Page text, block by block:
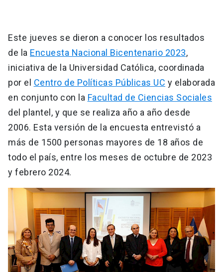
Este jueves se dieron a conocer los resultados
de la Encuesta Nacional Bicentenario 2023,
iniciativa de la Universidad Católica, coordinada
por el Centro de Políticas Públicas UC y elaborada
en conjunto con la Facultad de Ciencias Sociales
del plantel, y que se realiza año a año desde
2006. Esta versión de la encuesta entrevistó a
más de 1500 personas mayores de 18 años de
todo el país, entre los meses de octubre de 2023
y febrero 2024.